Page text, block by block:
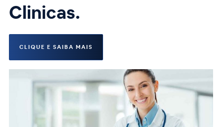
Clinicas.
CLIQUE E SAIBA MAIS